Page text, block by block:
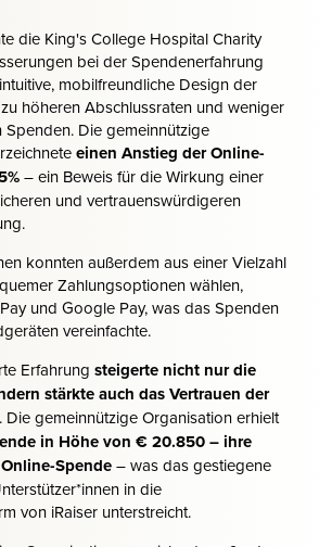
die King's College Hospital Charity
bei der Spendenerfahrung
mobilfreundliche Design der
höheren Abschlussraten und weniger
Die gemeinnützige
einen Anstieg der Online-
– ein Beweis für die Wirkung einer
und vertrauenswürdigeren
konnten außerdem aus einer Vielzahl
Zahlungsoptionen wählen,
und Google Pay, was das Spenden
vereinfachte.
Erfahrung steigerte nicht nur die
stärkte auch das Vertrauen der
. Die gemeinnützige Organisation erhielt
in Höhe von € 20.850 – ihre
Spende– was das gestiegene
in die
von iRaiser unterstreicht.